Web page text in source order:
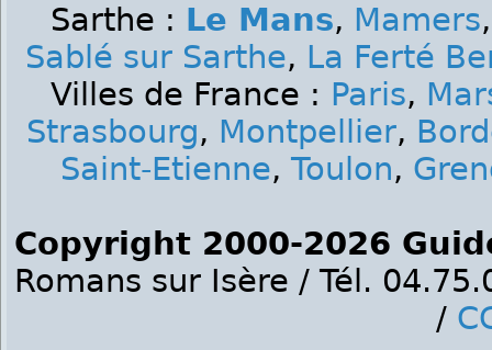
Sarthe : Le Mans, Mamers
Sablé sur Sarthe, La Ferté
Villes de France : Paris,
Strasbourg, Montpellier,
Saint-Etienne, Toulon,
Copyright 2000-2026
Romans sur Isère / Tél.
/